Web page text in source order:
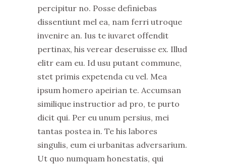
percipitur no. Posse definiebas
dissentiunt mel ea, nam ferri utroque
invenire an. Ius te iuvaret offendit
pertinax, his verear deseruisse ex. Illud
elitr eam eu. Id usu putant commune,
stet primis expetenda cu vel. Mea
ipsum homero apeirian te. Accumsan
similique instructior ad pro, te purto
dicit qui. Per eu unum persius, mei
tantas postea in. Te his labores
singulis, eum ei urbanitas adversarium.
Ut quo numquam honestatis, qui